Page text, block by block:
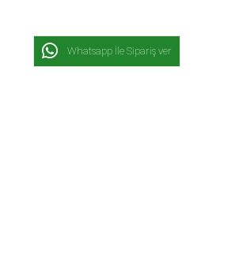
Whatsapp İle Sipariş ver